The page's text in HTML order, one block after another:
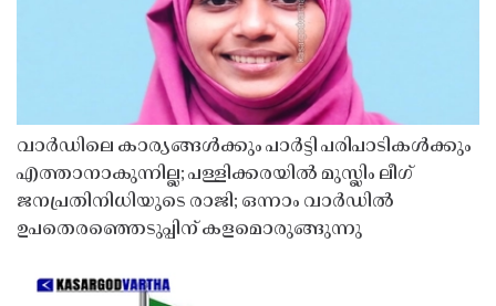
വാർഡിലെ കാര്യങ്ങൾക്കും പാർട്ടി പരിപാടികൾക്കും
എത്താനാകുന്നില്ല; പള്ളിക്കരയിൽ മുസ്ലിം ലീഗ്
ജനപ്രതിനിധിയുടെ രാജി; ഒന്നാം വാർഡിൽ
ഉപതെരഞ്ഞെടുപ്പിന് കളമൊരുങ്ങുന്നു